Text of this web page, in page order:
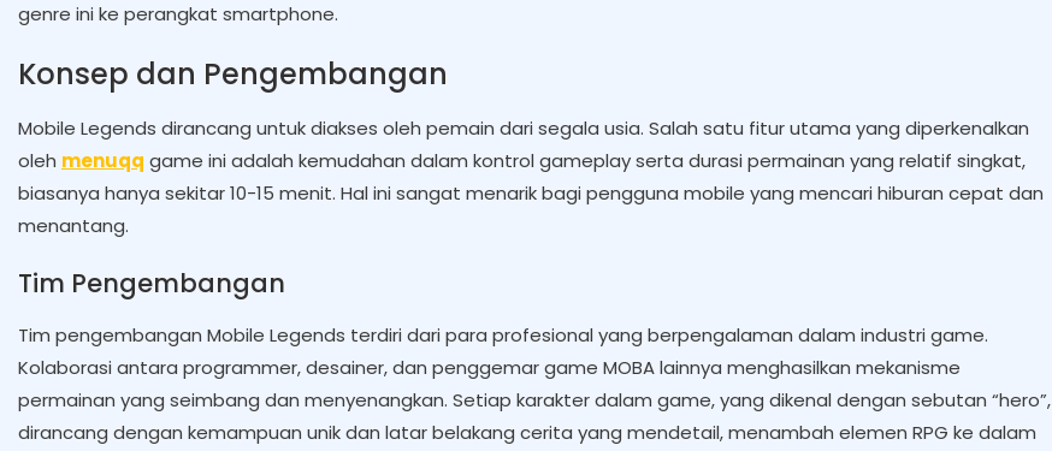
genre ini ke perangkat smartphone.
Konsep dan Pengembangan
Mobile Legends dirancang untuk diakses oleh pemain dari segala usia. Salah satu fitur utama yang diperkenalkan
oleh menuqq game ini adalah kemudahan dalam kontrol gameplay serta durasi permainan yang relatif singkat,
biasanya hanya sekitar 10-15 menit. Hal ini sangat menarik bagi pengguna mobile yang mencari hiburan cepat dan
menantang.
Tim Pengembangan
Tim pengembangan Mobile Legends terdiri dari para profesional yang berpengalaman dalam industri game.
Kolaborasi antara programmer, desainer, dan penggemar game MOBA lainnya menghasilkan mekanisme
permainan yang seimbang dan menyenangkan. Setiap karakter dalam game, yang dikenal dengan sebutan “hero”,
dirancang dengan kemampuan unik dan latar belakang cerita yang mendetail, menambah elemen RPG ke dalam